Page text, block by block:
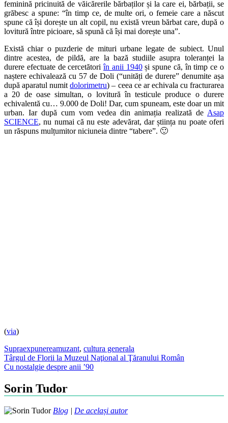
feminină pricinuită de văicărerile bărbaților și la care ei, bărbații, se
grăbesc a spune: “în timp ce, de multe ori, o femeie care a născut
spune că își dorește un alt copil, nu există vreun bărbat care, după o
lovitură între picioare, să spună că își mai dorește una”.
Există chiar o puzderie de mituri urbane legate de subiect. Unul
dintre acestea, de pildă, are la bază studiile asupra toleranței la
durere efectuate de cercetătoriîn anii 1940și spune că, în timp ce o
naștere echivalează cu 57 de Doli (“unități de durere” denumite așa
după aparatul numitdolorimetru) – ceea ce ar echivala cu fracturarea
a 20 de oase simultan, o lovitură în testicule produce o durere
echivalentă cu… 9.000 de Doli! Dar, cum spuneam, este doar un mit
urban. Iar după cum vom vedea din animația realizată de Asap
SCIENCE, nu numai că nu este adevărat, dar știința nu poate oferi
un răspuns mulțumitor niciuneia dintre “tabere”. 🙂
(via)
Supraexpunereamuzant, cultura generala
Post
navigation
Târgul de Florii la Muzeul Naţional al Ţăranului Român
Cu nostalgie despre anii ’90
Sorin Tudor
Blog | De același autor